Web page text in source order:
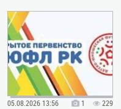
05.08.2026 13:56 1 229